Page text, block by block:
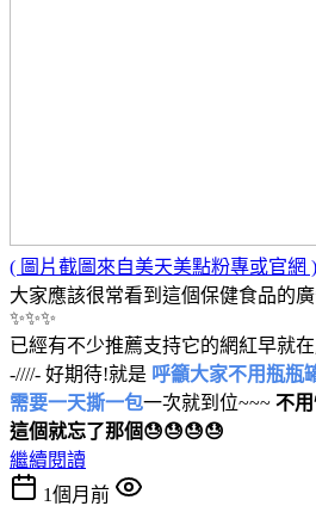
( 圖片截圖來自美天美點粉專或官網 )
大家應該很常看到這個保健食品的
✨✨✨
已經有不少推薦支持它的網紅早就
-////- 好期待!就是 呼籲大家不用瓶瓶
需要一天撕一包一次就到位~~~ 不
這個就忘了那個😓😓😓😓
繼續閱讀
1個月前